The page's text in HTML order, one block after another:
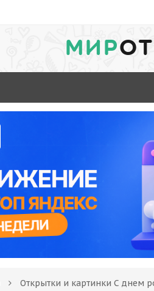
МИР
Открытки и картинки С днем